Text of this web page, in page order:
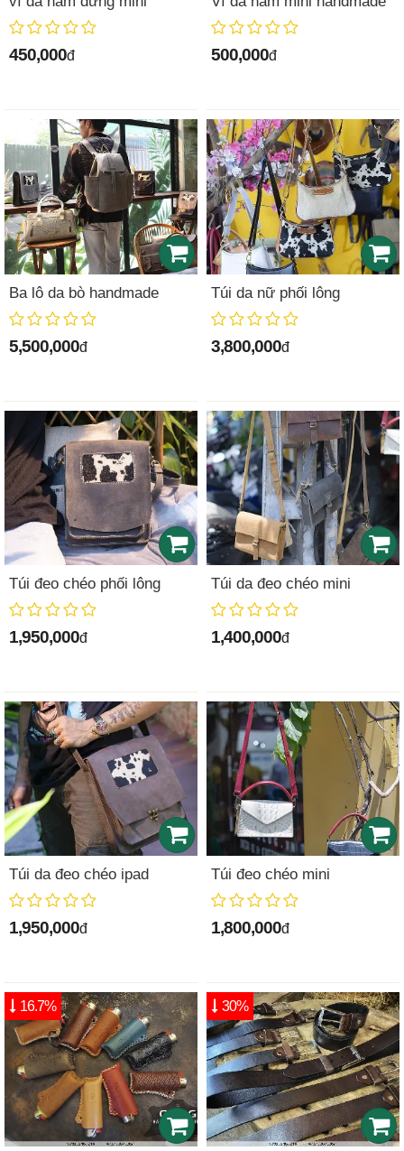
450,000đ 500,000đ
Ba lô da bò handmade
5,500,000đ
Túi da nữ phối lông
3,800,000đ
Túi đeo chéo phối lông
1,950,000đ
Túi da đeo chéo mini
1,400,000đ
Túi da đeo chéo ipad
1,950,000đ
Túi đeo chéo mini
1,800,000đ
16.7% 30%